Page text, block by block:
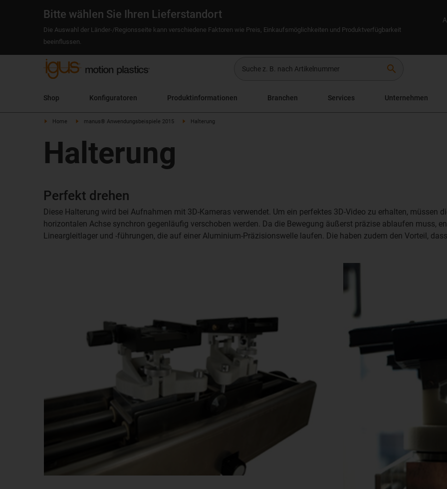
Bitte wählen Sie Ihren Lieferstandort
Die Auswahl der Länder-/Regionsseite kann verschiedene Faktoren wie Preis, Einkaufsmöglichkeiten und Produktverfügbarkeit
beeinflussen.
search
Shop Konfiguratoren Produktinformationen Branchen Services Unternehmen
Home manus® Anwendungsbeispiele 2015 Halterung
Halterung
Perfekt drehen
Diese Halterung wird bei Aufnahmen mit 3D-Kameras verwendet. Um ein perfektes 3D-Video zu erhalten, müssen
horizontalen Achse synchron gegenläufig verschoben werden. Da die Bewegung äußerst präzise ablaufen muss,
Lineargleitlager und -führungen, die auf einer Aluminium-Präzisionswelle laufen. Die haben zudem den Vorteil,